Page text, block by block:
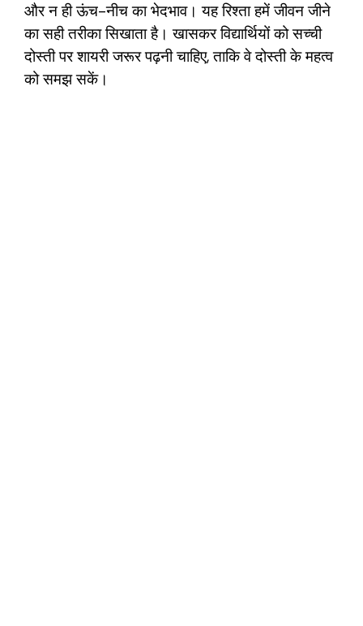
और न ही ऊंच-नीच का भेदभाव। यह रिश्ता हमें जीवन जीने
का सही तरीका सिखाता है। खासकर विद्यार्थियों को सच्ची
दोस्ती पर शायरी जरूर पढ़नी चाहिए, ताकि वे दोस्ती के महत्व
को समझ सकें।